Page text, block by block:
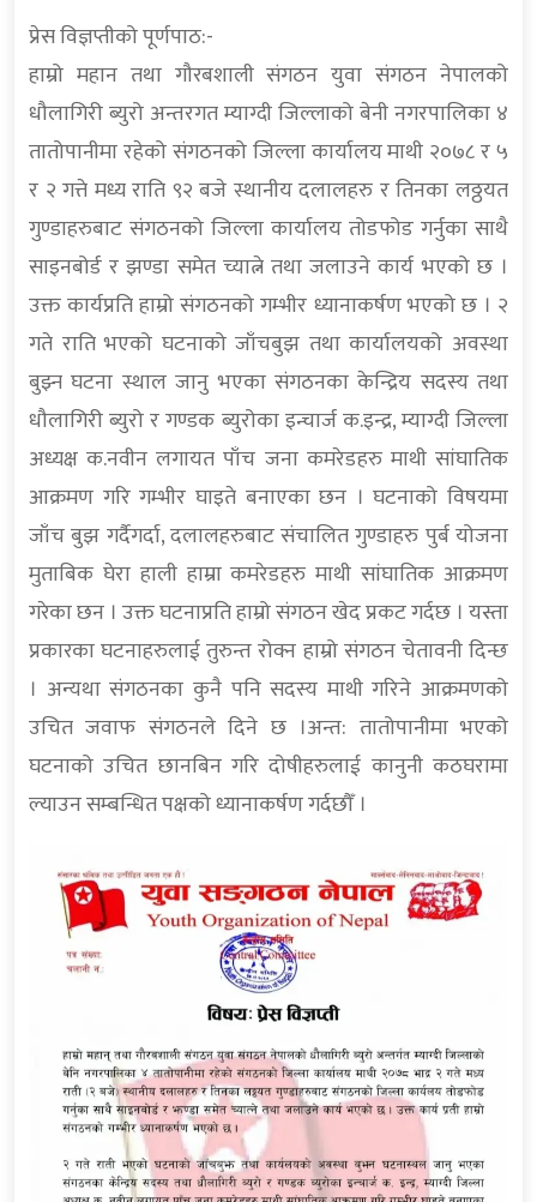
प्रेस विज्ञप्तीको पूर्णपाठ:-
हाम्रो महान तथा गौरबशाली संगठन युवा संगठन नेपालको
धौलागिरी ब्युरो अन्तरगत म्याग्दी जिल्लाको बेनी नगरपालिका ४
तातोपानीमा रहेको संगठनको जिल्ला कार्यालय माथी २०७८ र ५
र २ गत्ते मध्य राति ९२ बजे स्थानीय दलालहरु र तिनका लठ्ठयत
गुण्डाहरुबाट संगठनको जिल्ला कार्यालय तोडफोड गर्नुका साथै
साइनबोर्ड र झण्डा समेत च्यात्ने तथा जलाउने कार्य भएको छ ।
उक्त कार्यप्रति हाम्रो संगठनको गम्भीर ध्यानाकर्षण भएको छ । २
गते राति भएको घटनाको जाँचबुझ तथा कार्यालयको अवस्था
बुझ्न घटना स्थाल जानु भएका संगठनका केन्द्रिय सदस्य तथा
धौलागिरी ब्युरो र गण्डक ब्युरोका इन्चार्ज क.इन्द्र, म्याग्दी जिल्ला
अध्यक्ष क.नवीन लगायत पाँच जना कमरेडहरु माथी सांघातिक
आक्रमण गरि गम्भीर घाइते बनाएका छन । घटनाको विषयमा
जाँच बुझ गर्दैगर्दा, दलालहरुबाट संचालित गुण्डाहरु पुर्ब योजना
मुताबिक घेरा हाली हाम्रा कमरेडहरु माथी सांघातिक आक्रमण
गरेका छन । उक्त घटनाप्रति हाम्रो संगठन खेद प्रकट गर्दछ । यस्ता
प्रकारका घटनाहरुलाई तुरुन्त रोक्न हाम्रो संगठन चेतावनी दिन्छ
। अन्यथा संगठनका कुनै पनि सदस्य माथी गरिने आक्रमणको
उचित जवाफ संगठनले दिने छ ।अन्त: तातोपानीमा भएको
घटनाको उचित छानबिन गरि दोषीहरुलाई कानुनी कठघरामा
ल्याउन सम्बन्धित पक्षको ध्यानाकर्षण गर्दछौँ ।